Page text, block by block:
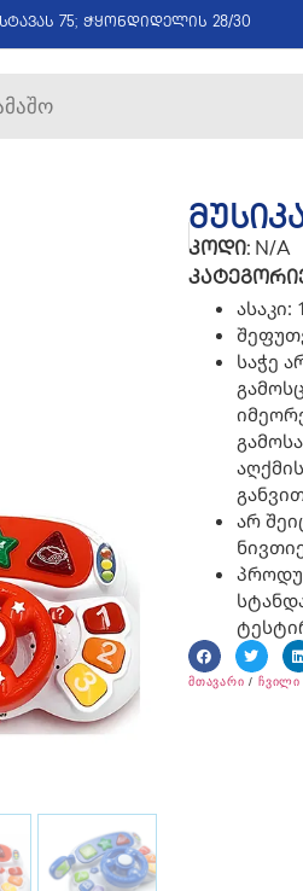
75; ჭყონდიდელის 28/30
კოდი: N/A
ასაკი:
საჭე
არ
მთავარი / ჩვილი